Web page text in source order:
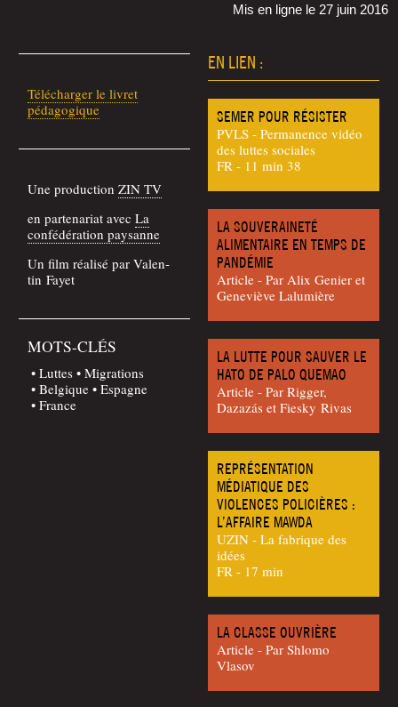
Télé­char­ger le livret
pédagogique
Une pro­duc­tionZIN TV
en par­te­na­riat avecLa
confé­dé­ra­tion paysanne
Un film réa­li­sé par Valen­
tin Fayet
MOTS-CLÉS
Luttes
Migrations
Belgique
Espagne
France
Mis en ligne le 27 juin 2016
EN LIEN :
SEMER POUR RÉSISTER
PVLS - Permanence vidéo
des luttes sociales
FR - 11 min 38
LA SOUVERAINETÉ
ALIMENTAIRE EN TEMPS DE
PANDÉMIE
Article - Par Alix Genier et
Gene­viève Lalumière
LA LUTTE POUR SAUVER LE
HATO DE PALO QUEMAO
Article - Par Rig­ger,
Dazazás et Fies­ky Rivas
REPRÉSENTATION
MÉDIATIQUE DES
VIOLENCES POLICIÈRES :
L’AFFAIRE MAWDA
UZIN - La fabrique des
idées
FR - 17 min
LA CLASSE OUVRIÈRE
Article - Par Shlo­mo
Vlasov